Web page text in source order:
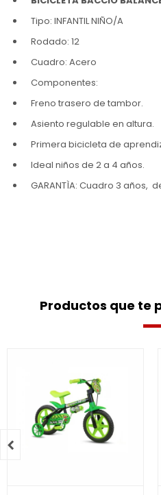
Tipo: INFANTIL NIÑO/A
Rodado: 12
Cuadro: Acero
Componentes:
Freno trasero de tambor.
Asiento regulable en altura.
Primera bicicleta de
Ideal niños de 2 a 4 años.
GARANTÌA: Cuadro 3 años,
Productos que te
